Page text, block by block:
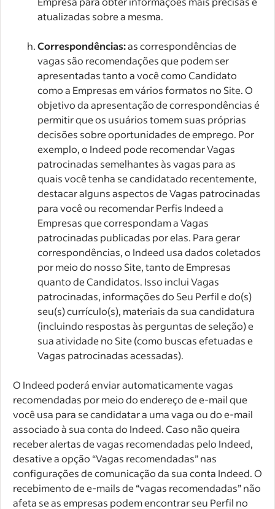
atualizadas sobre a mesma.
Correspondências:as correspondências de
vagas são recomendações que podem ser
apresentadas tanto a você como Candidato
como a Empresas em vários formatos no Site. O
objetivo da apresentação de correspondências é
permitir que os usuários tomem suas próprias
decisões sobre oportunidades de emprego. Por
exemplo, o Indeed pode recomendar Vagas
patrocinadas semelhantes às vagas para as
quais você tenha se candidatado recentemente,
destacar alguns aspectos de Vagas patrocinadas
para você ou recomendar Perfis Indeed a
Empresas que correspondam a Vagas
patrocinadas publicadas por elas. Para gerar
correspondências, o Indeed usa dados coletados
por meio do nosso Site, tanto de Empresas
quanto de Candidatos. Isso inclui Vagas
patrocinadas, informações do Seu Perfil e do(s)
seu(s) currículo(s), materiais da sua candidatura
(incluindo respostas às perguntas de seleção) e
sua atividade no Site (como buscas efetuadas e
Vagas patrocinadas acessadas).
O Indeed poderá enviar automaticamente vagas
recomendadas por meio do endereço de e-mail que
você usa para se candidatar a uma vaga ou do e-mail
associado à sua conta do Indeed. Caso não queira
receber alertas de vagas recomendadas pelo Indeed,
desative a opção “Vagas recomendadas” nas
configurações de comunicação da sua conta Indeed. O
recebimento de e-mails de “vagas recomendadas” não
afeta se as empresas podem encontrar seu Perfil no